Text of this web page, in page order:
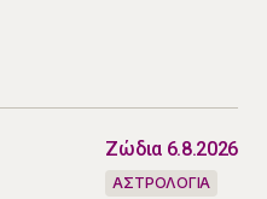
Ζώδια 6.8.2026
ΑΣΤΡΟΛΟΓΙΑ